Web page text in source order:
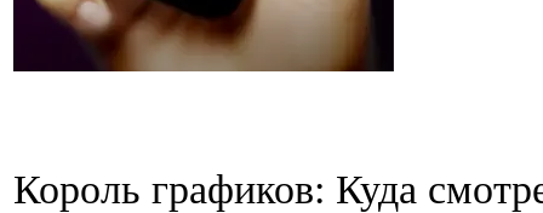
Король графиков: Куда